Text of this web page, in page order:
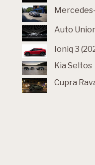
Auto
Ioniq 3
Kia Seltos
Cupra